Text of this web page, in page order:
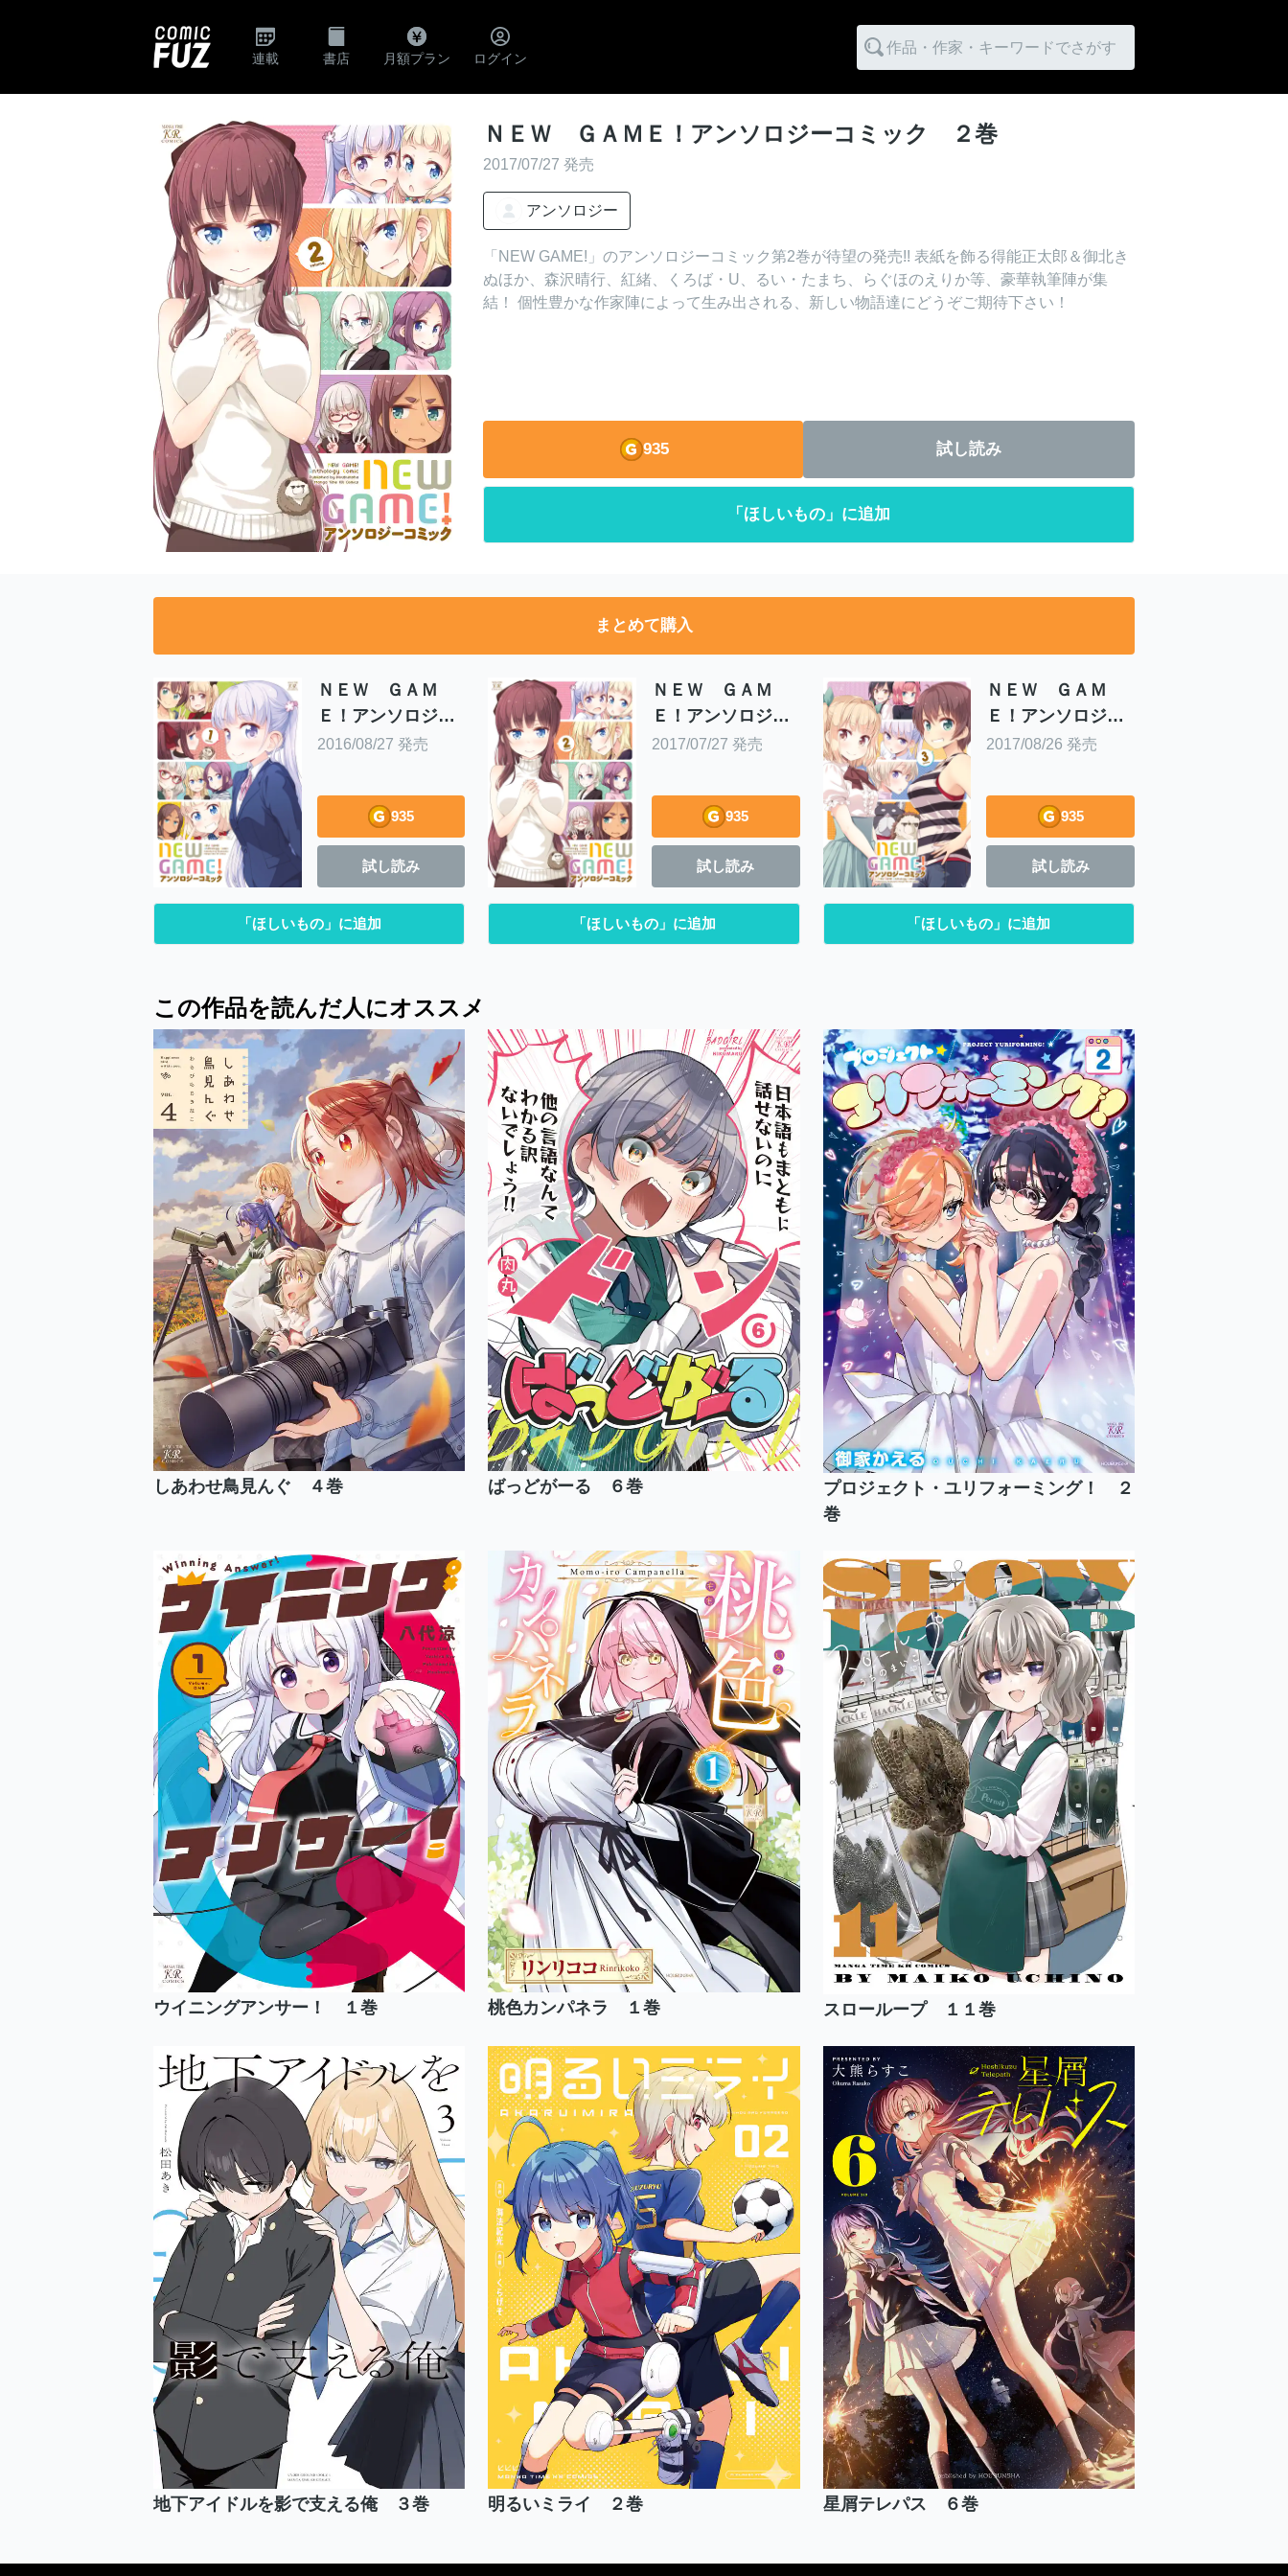
連載 書店 月額プラン ログイン
作品・作家・キーワードでさがす
ＮＥＷ ＧＡＭＥ！アンソロジーコミック ２巻
2017/07/27 発売
アンソロジー
「NEW GAME!」のアンソロジーコミック第2巻が待望の発売!! 表紙を飾る得能正太郎＆御北き
ぬほか、森沢晴行、紅緒、くろば・U、るい・たまち、らぐほのえりか等、豪華執筆陣が集
結！ 個性豊かな作家陣によって生み出される、新しい物語達にどうぞご期待下さい！
935 試し読み
「ほしいもの」に追加
まとめて購入
ＮＥＷ ＧＡＭ
Ｅ！アンソロジー
コミック １巻
2016/08/27 発売
935
試し読み
「ほしいもの」に追加
ＮＥＷ ＧＡＭ
Ｅ！アンソロジー
コミック ２巻
2017/07/27 発売
935
試し読み
「ほしいもの」に追加
ＮＥＷ ＧＡＭ
Ｅ！アンソロジー
コミック ３巻
2017/08/26 発売
935
試し読み
「ほしいもの」に追加
この作品を読んだ人にオススメ
しあわせ鳥見んぐ ４巻 ばっどがーる ６巻
プロジェクト・ユリフォーミング！ ２
巻
ウイニングアンサー！ １巻 桃色カンパネラ １巻 スローループ １１巻
地下アイドルを影で支える俺 ３巻 明るいミライ ２巻 星屑テレパス ６巻